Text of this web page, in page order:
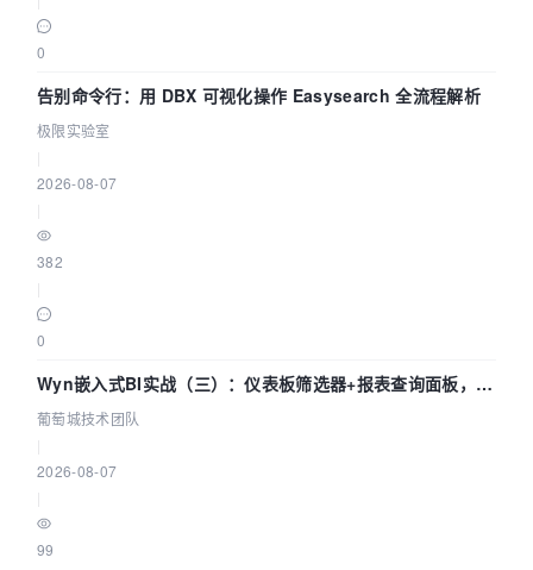
0
告别命令行：用 DBX 可视化操作 Easysearch 全流程解析
极限实验室
2026-08-07
382
0
Wyn嵌入式BI实战（三）：仪表板筛选器+报表查询面板，参
数联动全闭环
葡萄城技术团队
2026-08-07
99